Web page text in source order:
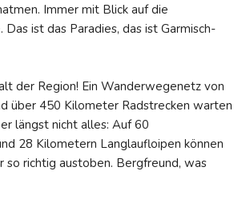
Immer mit Blick auf die
ist das Paradies, das ist Garmisch-
der Region! Ein Wanderwegenetz von
über 450 Kilometer Radstrecken warten
längst nicht alles: Auf 60
28 Kilometern Langlaufloipen können
so richtig austoben. Bergfreund, was